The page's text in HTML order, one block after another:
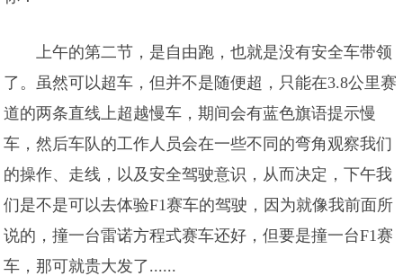
上午的第二节，是自由跑，也就是没有安全车带领
了。虽然可以超车，但并不是随便超，只能在3.8公里赛
道的两条直线上超越慢车，期间会有蓝色旗语提示慢
车，然后车队的工作人员会在一些不同的弯角观察我们
的操作、走线，以及安全驾驶意识，从而决定，下午我
们是不是可以去体验F1赛车的驾驶，因为就像我前面所
说的，撞一台雷诺方程式赛车还好，但要是撞一台F1赛
车，那可就贵大发了......